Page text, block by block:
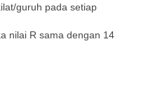
guruh pada setiap
nilai R sama dengan 14